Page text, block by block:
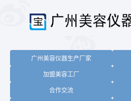
广州美容仪器生产厂家
加盟美容工厂
合作交流